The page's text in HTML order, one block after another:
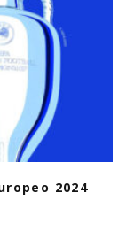
2024